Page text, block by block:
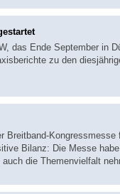
das Ende September in
zu den
Breitband-
Bilanz: Die Messe
die Themenvielfalt